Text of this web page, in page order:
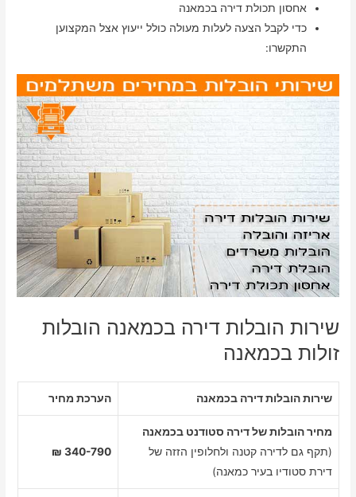
אחסון תכולת דירה בכמאנה
כדי לקבל הצעה לעלות מעולה כולל ייעוץ אצל המקצוען
התקשרו:
שירות הובלות דירה בכמאנה הובלות
זולות בכמאנה
שירות הובלות דירה בכמאנה הערכת מחיר
מחיר הובלות של דירה סטודנט בכמאנה
(תקף גם לדירה קטנה ולחלופין הזזה של
דירת סטודיו בעיר כמאנה)
340-790 ₪